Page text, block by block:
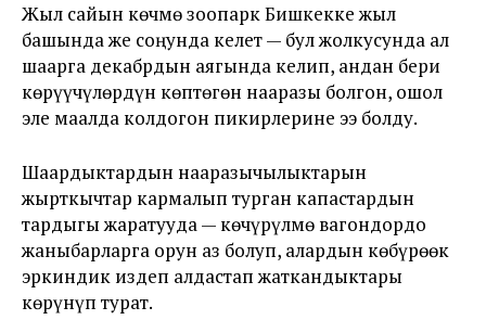
Жыл сайын көчмө зоопарк Бишкекке жыл
башында же соңунда келет — бул жолкусунда ал
шаарга декабрдын аягында келип, андан бери
көрүүчүлөрдүн көптөгөн нааразы болгон, ошол
эле маалда колдогон пикирлерине ээ болду.
Шаардыктардын нааразычылыктарын
жырткычтар кармалып турган капастардын
тардыгы жаратууда — көчүрүлмө вагондордо
жаныбарларга орун аз болуп, алардын көбүрөөк
эркиндик издеп алдастап жаткандыктары
көрүнүп турат.